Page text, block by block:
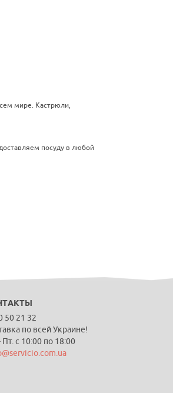
мире. Кастрюли,
посуду в любой
50 21 32
по всей Украине!
Пт. с 10:00 по 18:00